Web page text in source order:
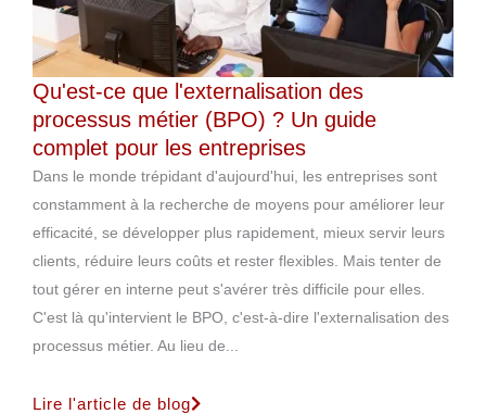
Qu'est-ce que l'externalisation des
processus métier (BPO) ? Un guide
complet pour les entreprises
Dans le monde trépidant d'aujourd'hui, les entreprises sont
constamment à la recherche de moyens pour améliorer leur
efficacité, se développer plus rapidement, mieux servir leurs
clients, réduire leurs coûts et rester flexibles. Mais tenter de
tout gérer en interne peut s'avérer très difficile pour elles.
C'est là qu'intervient le BPO, c'est-à-dire l'externalisation des
processus métier. Au lieu de...
Lire l'article de blog